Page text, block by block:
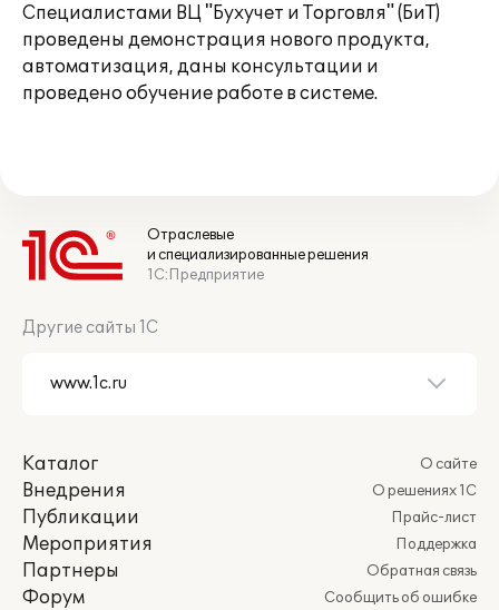
Специалистами ВЦ "Бухучет и Торговля" (БиТ)
проведены демонстрация нового продукта,
автоматизация, даны консультации и
проведено обучение работе в системе.
Отраслевые
и специализированные решения
1С:Предприятие
Другие сайты 1С
Каталог
Внедрения
Публикации
Мероприятия
Партнеры
Форум
О сайте
О решениях 1С
Прайс-лист
Поддержка
Обратная связь
Сообщить об ошибке